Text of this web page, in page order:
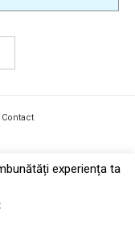
Contact
experiența ta